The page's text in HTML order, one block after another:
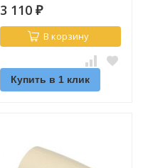
3 110 ₽
В корзину
Купить в 1 клик